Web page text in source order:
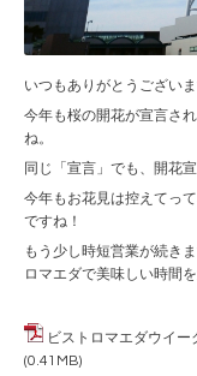
いつもありがとうございま
今年も桜の開花が宣言さ
ね。
同じ「宣言」でも、開花
今年もお花見は控えてっ
ですね！
もう少し時短営業が続き
ロマエダで美味しい時間
ビストロマエダウイ
(0.41MB)